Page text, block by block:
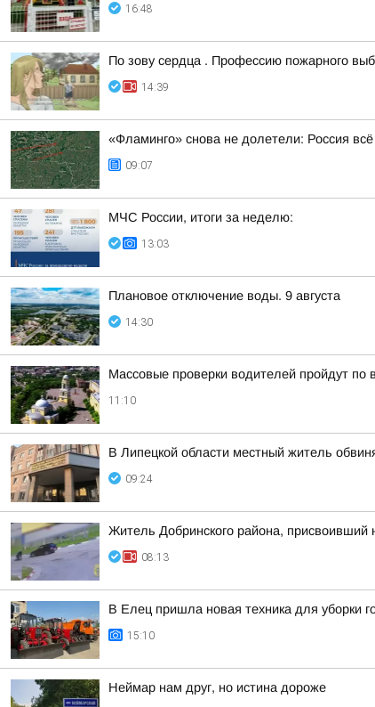
16:48
По зову сердца . Профессию пожарного
14:39
«Фламинго» снова не долетели: Россия
09:07
МЧС России, итоги за неделю:
13:03
Плановое отключение воды. 9 августа
14:30
Массовые проверки водителей пройдут по
11:10
В Липецкой области местный житель
09:24
Житель Добринского района,
08:13
В Елец пришла новая техника для уборки
15:10
Неймар нам друг, но истина дороже